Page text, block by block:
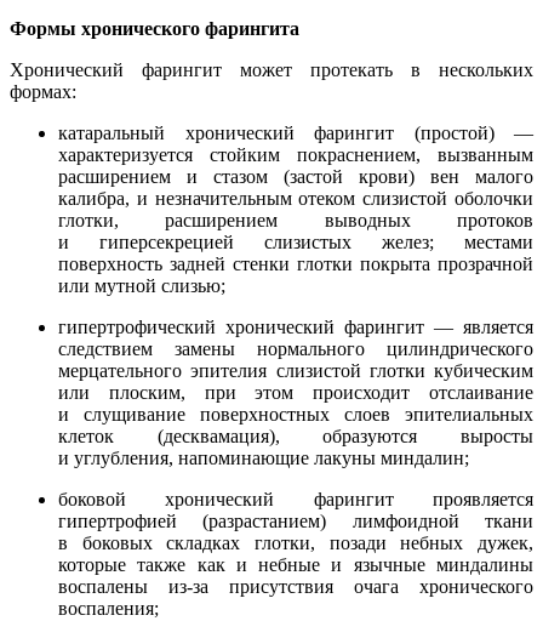
Формы хронического фарингита
Хронический фарингит может протекать в нескольких
формах:
катаральный хронический фарингит (простой) —
характеризуется стойким покраснением, вызванным
расширением и стазом (застой крови) вен малого
калибра, и незначительным отеком слизистой оболочки
глотки, расширением выводных протоков
и гиперсекрецией слизистых желез; местами
поверхность задней стенки глотки покрыта прозрачной
или мутной слизью;
гипертрофический хронический фарингит — является
следствием замены нормального цилиндрического
мерцательного эпителия слизистой глотки кубическим
или плоским, при этом происходит отслаивание
и слущивание поверхностных слоев эпителиальных
клеток (десквамация), образуются выросты
и углубления, напоминающие лакуны миндалин;
боковой хронический фарингит проявляется
гипертрофией (разрастанием) лимфоидной ткани
в боковых складках глотки, позади небных дужек,
которые также как и небные и язычные миндалины
воспалены из-за присутствия очага хронического
воспаления;